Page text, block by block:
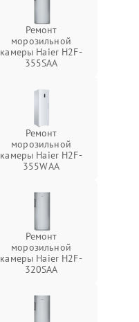
Ремонт
морозильной
камеры Haier H2F-
355SAA
Ремонт
морозильной
камеры Haier H2F-
355WAA
Ремонт
морозильной
камеры Haier H2F-
320SAA